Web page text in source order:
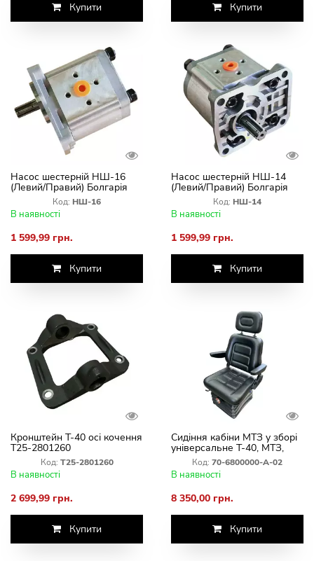
Купити Купити
Насос шестерній НШ-16
(Левий/Правий) Болгарія
Код: НШ-16
В наявності
1 599,99 грн.
Купити
Насос шестерній НШ-14
(Левий/Правий) Болгарія
Код: НШ-14
В наявності
1 599,99 грн.
Купити
Кронштейн Т-40 осі кочення
Т25-2801260
Код: Т25-2801260
В наявності
2 699,99 грн.
Купити
Сидіння кабіни МТЗ у зборі
універсальне Т-40, МТЗ,
ЮМЗ, Т-150, ДОН-1500,
Нива Ск5 70-6800000-А-02
Код: 70-6800000-А-02
В наявності
8 350,00 грн.
Купити